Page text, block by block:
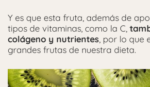
Y es que esta fruta, además de
tipos de vitaminas, como la C,
colágeno y nutrientes, por lo que
grandes frutas de nuestra dieta.